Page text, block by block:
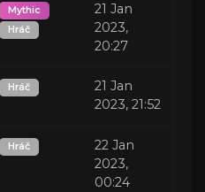
Mythic
Hráč
21 Jan
2023,
20:27
Hráč
21 Jan
2023, 21:52
Hráč
22 Jan
2023,
00:24